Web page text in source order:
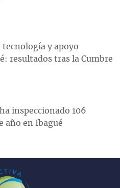
tecnología y apoyo
resultados tras la Cumbre
inspeccionado 106
año en Ibagué